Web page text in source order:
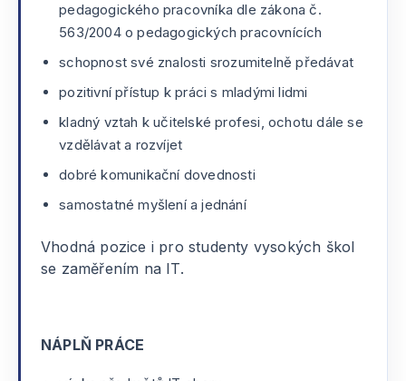
pedagogického pracovníka dle zákona č.
563/2004 o pedagogických pracovnících
schopnost své znalosti srozumitelně předávat
pozitivní přístup k práci s mladými lidmi
kladný vztah k učitelské profesi, ochotu dále se
vzdělávat a rozvíjet
dobré komunikační dovednosti
samostatné myšlení a jednání
Vhodná pozice i pro studenty vysokých škol
se zaměřením na IT.
NÁPLŇ PRÁCE